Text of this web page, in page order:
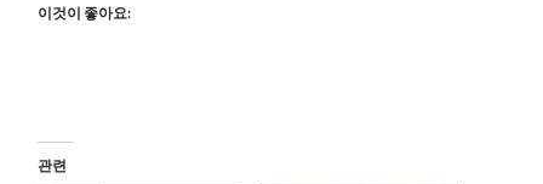
이것이 좋아요:
관련